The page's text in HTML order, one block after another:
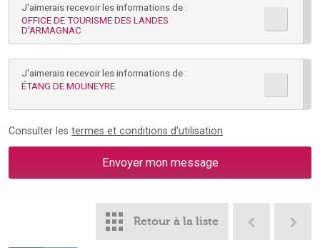
J'aimerais recevoir les informations de :
OFFICE DE TOURISME DES LANDES
D'ARMAGNAC
J'aimerais recevoir les informations de :
ÉTANG DE MOUNEYRE
Consulter les termes et conditions d'utilisation
Retour à la liste